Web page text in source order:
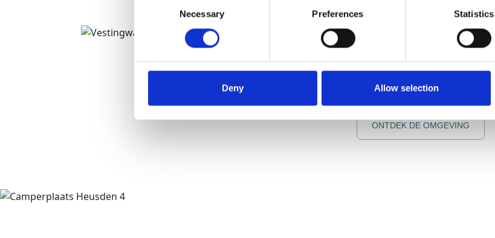
Necessary Preferences Statistics
Deny Allow selection
kunnen zich hier dagenlang
Ook in Heusden zelf is het
historische vestingwerken, geniet
door smalle steegjes en
camperplaats heet restaurant
ONTDEK DE OMGEVING